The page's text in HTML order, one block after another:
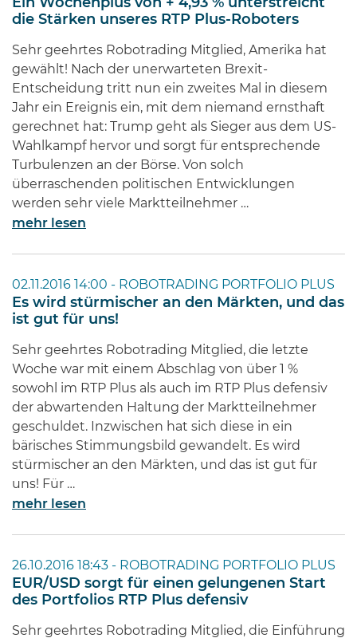
Ein Wochenplus von + 4,93 % unterstreicht
die Stärken unseres RTP Plus-Roboters
Sehr geehrtes Robotrading Mitglied, Amerika hat
gewählt! Nach der unerwarteten Brexit-
Entscheidung tritt nun ein zweites Mal in diesem
Jahr ein Ereignis ein, mit dem niemand ernsthaft
gerechnet hat: Trump geht als Sieger aus dem US-
Wahlkampf hervor und sorgt für entsprechende
Turbulenzen an der Börse. Von solch
überraschenden politischen Entwicklungen
werden sehr viele Marktteilnehmer …
mehr lesen
02.11.2016 14:00 - ROBOTRADING PORTFOLIO PLUS
Es wird stürmischer an den Märkten, und das
ist gut für uns!
Sehr geehrtes Robotrading Mitglied, die letzte
Woche war mit einem Abschlag von über 1 %
sowohl im RTP Plus als auch im RTP Plus defensiv
der abwartenden Haltung der Marktteilnehmer
geschuldet. Inzwischen hat sich diese in ein
bärisches Stimmungsbild gewandelt. Es wird
stürmischer an den Märkten, und das ist gut für
uns! Für …
mehr lesen
26.10.2016 18:43 - ROBOTRADING PORTFOLIO PLUS
EUR/USD sorgt für einen gelungenen Start
des Portfolios RTP Plus defensiv
Sehr geehrtes Robotrading Mitglied, die Einführung